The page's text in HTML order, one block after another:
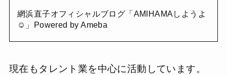
網浜直子オフィシャルブログ「AMIHAMAしようよ
☺︎」Powered by Ameba
現在もタレント業を中心に活動しています。